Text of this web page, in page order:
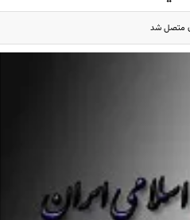
متصل شد